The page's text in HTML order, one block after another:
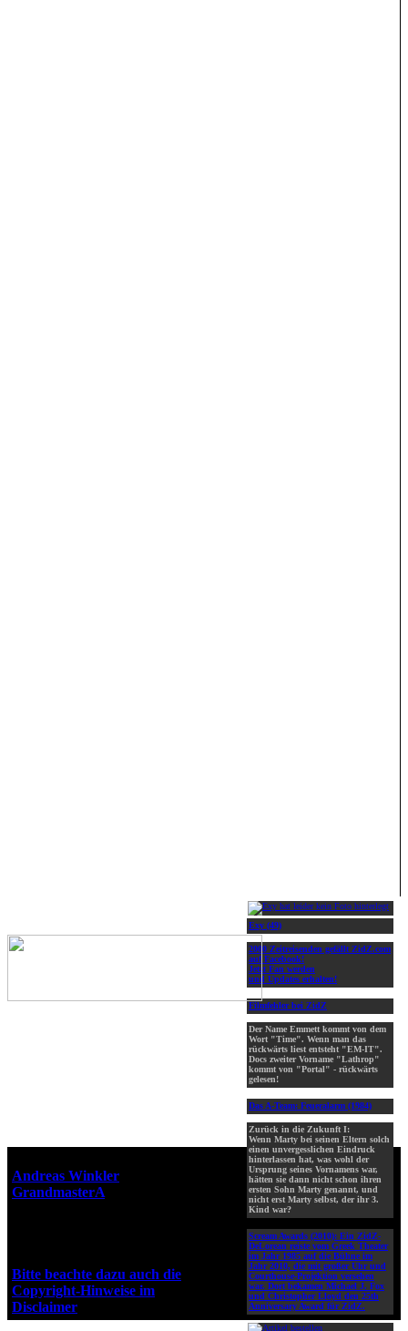
Exy (49)
2000 Zeitreisenden gefällt ZidZ.com
auf Facebook!
Jetzt Fan werden
und Updates erhalten!
Filmfehler bei ZidZ
Der Name Emmett kommt von dem
Wort "Time". Wenn man das
rückwärts liest entsteht "EM-IT".
Docs zweiter Vorname "Lathrop"
kommt von "Portal" - rückwärts
gelesen!
Das A-Team: Feueralarm (1984)
Zurück in die Zukunft I:
Wenn Marty bei seinen Eltern solch
einen unvergesslichen Eindruck
hinterlassen hat, was wohl der
Ursprung seines Vornamens war,
hätten sie dann nicht schon ihren
ersten Sohn Marty genannt, und
nicht erst Marty selbst, der ihr 3.
Kind war?
Scream Awards (2010): Ein ZidZ-
DeLorean reiste vom Greek Theater
im Jahr 1985 auf die Bühne im
Jahr 2010, die mit großer Uhr und
Courthouse-Projektion versehen
war. Dort bekamen Michael J. Fox
und Christopher Lloyd den 25th
Anniversary Award für ZidZ.
Andreas Winkler
GrandmasterA
Bitte beachte dazu auch die
Copyright-Hinweise im
Disclaimer